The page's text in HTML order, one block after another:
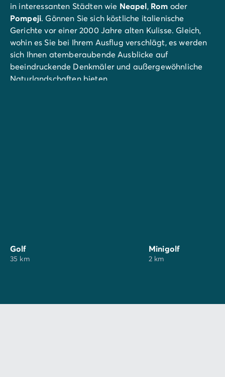
in interessanten Städten wie Neapel, Rom oder
Pompeji. Gönnen Sie sich köstliche italienische
Gerichte vor einer 2000 Jahre alten Kulisse. Gleich,
wohin es Sie bei Ihrem Ausflug verschlägt, es werden
sich Ihnen atemberaubende Ausblicke auf
beeindruckende Denkmäler und außergewöhnliche
Naturlandschaften bieten.
Golf
35 km
Minigolf
2 km